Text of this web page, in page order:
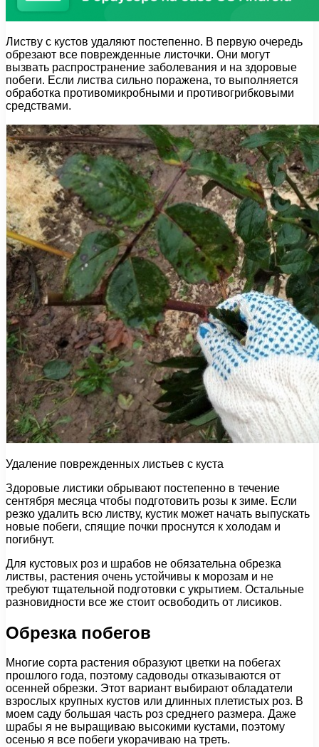
Листву с кустов удаляют постепенно. В первую очередь
обрезают все поврежденные листочки. Они могут
вызвать распространение заболевания и на здоровые
побеги. Если листва сильно поражена, то выполняется
обработка противомикробными и противогрибковыми
средствами.
Удаление поврежденных листьев с куста
Здоровые листики обрывают постепенно в течение
сентября месяца чтобы подготовить розы к зиме. Если
резко удалить всю листву, кустик может начать выпускать
новые побеги, спящие почки проснутся к холодам и
погибнут.
Для кустовых роз и шрабов не обязательна обрезка
листвы, растения очень устойчивы к морозам и не
требуют тщательной подготовки с укрытием. Остальные
разновидности все же стоит освободить от лисиков.
Обрезка побегов
Многие сорта растения образуют цветки на побегах
прошлого года, поэтому садоводы отказываются от
осенней обрезки. Этот вариант выбирают обладатели
взрослых крупных кустов или длинных плетистых роз. В
моем саду большая часть роз среднего размера. Даже
шрабы я не выращиваю высокими кустами, поэтому
осенью я все побеги укорачиваю на треть.